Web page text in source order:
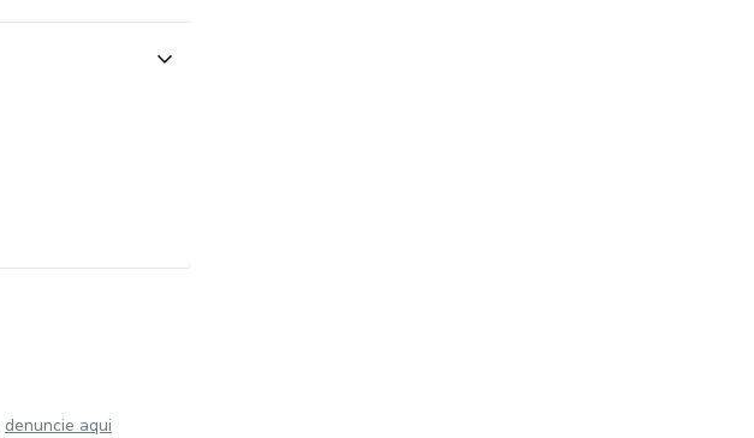
denuncie aqui